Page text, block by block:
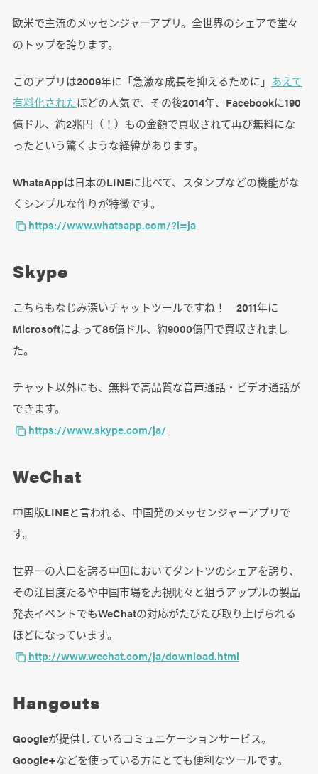
欧米で主流のメッセンジャーアプリ。全世界のシェアで堂々
のトップを誇ります。
このアプリは2009年に「急激な成長を抑えるために」 あえて
有料化されたほどの人気で、その後2014年、Facebookに190
億ドル、約2兆円（！）もの金額で買収されて再び無料にな
ったという驚くような経緯があります。
WhatsAppは日本のLINEに比べて、スタンプなどの機能がな
くシンプルな作りが特徴です。
https://www.whatsapp.com/?l=ja
Skype
こちらもなじみ深いチャットツールですね！ 2011年に
Microsoftによって85億ドル、約9000億円で買収されまし
た。
チャット以外にも、無料で高品質な音声通話・ビデオ通話が
できます。
https://www.skype.com/ja/
WeChat
中国版LINEと言われる、中国発のメッセンジャーアプリで
す。
世界一の人口を誇る中国においてダントツのシェアを誇り、
その注目度たるや中国市場を虎視眈々と狙うアップルの製品
発表イベントでもWeChatの対応がたびたび取り上げられる
ほどになっています。
http://www.wechat.com/ja/download.html
Hangouts
Googleが提供しているコミュニケーションサービス。
Google+などを使っている方にとても便利なツールです。